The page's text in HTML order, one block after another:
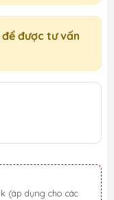
để được tư vấn